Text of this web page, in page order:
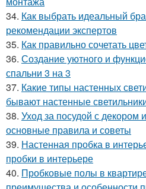
34. Как выбрать идеальный
рекомендации экспертов
35. Как правильно сочетать
36. Создание уютного и
спальни 3 на 3
37. Какие типы настенных
бывают настенные
38. Уход за посудой с декором
основные правила и советы
39. Настенная пробка в
пробки в интерьере
40. Пробковые полы в